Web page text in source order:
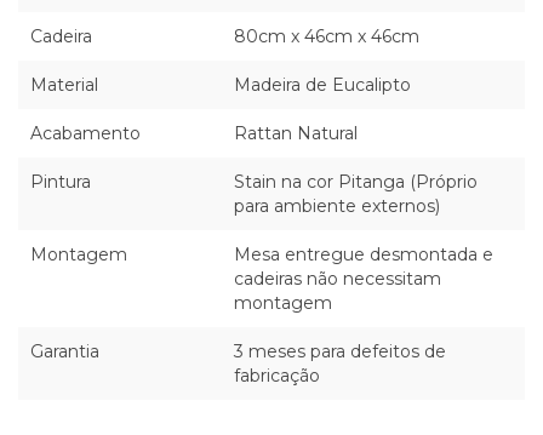
Cadeira 80cm x 46cm x 46cm
Material Madeira de Eucalipto
Acabamento Rattan Natural
Pintura
Stain na cor Pitanga (Próprio
para ambiente externos)
Montagem
Mesa entregue desmontada e
cadeiras não necessitam
montagem
Garantia
3 meses para defeitos de
fabricação